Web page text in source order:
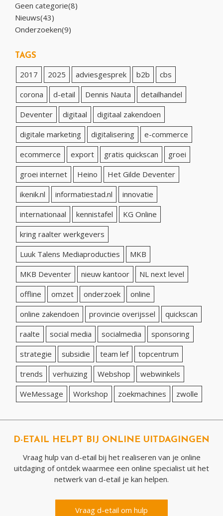
Geen categorie(8)
Nieuws(43)
Onderzoeken(9)
TAGS
2017 2025 adviesgesprek b2b
cbs
corona
d-etail Dennis Nauta
detailhandel
Deventer
digitaal
digitaal zakendoen
digitale marketing
digitalisering
e-commerce
ecommerce
export gratis quickscan
groei
groei internet
Heino
Het Gilde Deventer
ikenik.nl
informatiestad.nl
innovatie
internationaal
kennistafel
KG Online
kring raalter werkgevers
Luuk Talens Mediaproducties
MKB
MKB Deventer
nieuw kantoor
NL next level
offline
omzet onderzoek
online
online zakendoen
provincie overijssel
quickscan
raalte
social media socialmedia
sponsoring
strategie
subsidie team lef
topcentrum
trends
verhuizing Webshop
webwinkels
WeMessage
Workshop zoekmachines zwolle
D-ETAIL HELPT BIJ ONLINE UITDAGINGEN
Vraag hulp van d-etail bij het realiseren van je online
uitdaging of ontdek waarmee een online specialist uit het
netwerk van d-etail je kan helpen.
Vraag d-etail om hulp